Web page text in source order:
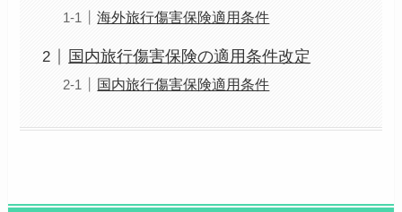
海外旅行傷害保険適用条件
国内旅行傷害保険の適用条件改定
国内旅行傷害保険適用条件